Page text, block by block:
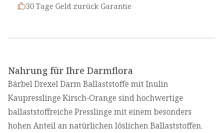
30 Tage Geld zurück Garantie
Nahrung für Ihre Darmflora
Bärbel Drexel Darm Ballaststoffe mit Inulin
Kaupresslinge Kirsch-Orange sind hochwertige
ballaststoffreiche Presslinge mit einem besonders
hohen Anteil an natürlichen löslichen Ballaststoffen.